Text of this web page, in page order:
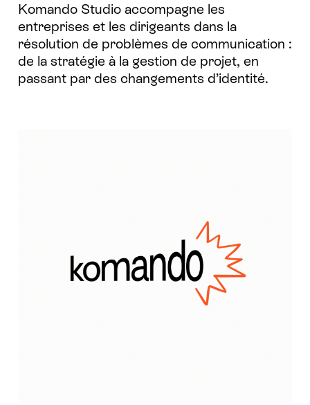
Komando Studio accompagne les
entreprises et les dirigeants dans la
résolution de problèmes de communication :
de la stratégie à la gestion de projet, en
passant par des changements d’identité.